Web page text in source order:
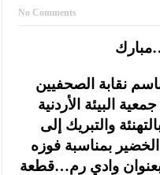
No Comments
نقابة الصحفيين
البيئة الأردنية
والتبريك إلى
بمناسبة فوزه
وادي رم…قطعة